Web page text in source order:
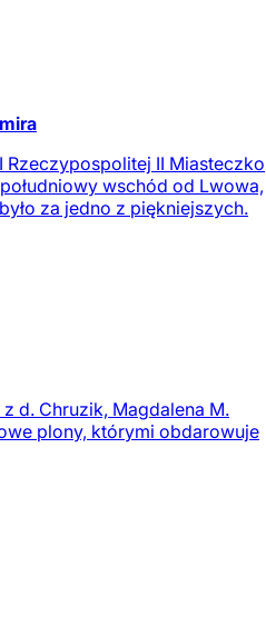
II Miasteczko
wschód od Lwowa,
za jedno z piękniejszych.
d. Chruzik, Magdalena M.
plony, którymi obdarowuje